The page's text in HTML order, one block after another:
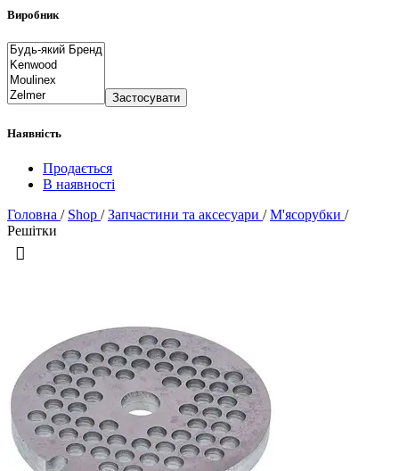
Виробник
Застосувати
Наявність
Продається
В наявності
Головна / Shop / Запчастини та аксесуари / М'ясорубки /
Решітки